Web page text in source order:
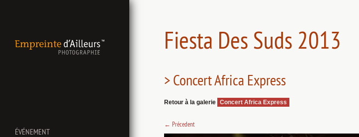
ÉVÉNEMENT
Fiesta Des Suds 2013
> Concert Africa Express
Retour à la galerie Concert Africa Express
← Précedent